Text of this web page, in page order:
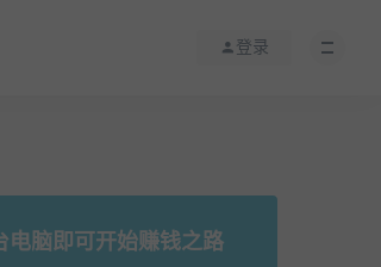
登录
电脑即可开始赚钱之路